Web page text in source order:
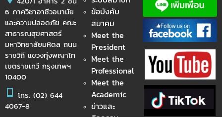
6 ภาควิชาอาชีวอนามัย
และความปลอดภัย คณะ
สาธารณสุขศาสตร์
มหาวิทยาลัยมหิดล ถนน
ราชวิถี แขวงทุ่งพญาไท
เขตราชเทวี กรุงเทพฯ
10400
โทร. (02) 644
4067-8
ข้อบังคับ
สมาคม
Meet the
President
Meet the
Professional
Meet the
Academic
ข่าวและ